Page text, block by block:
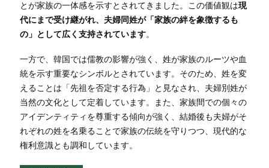
とが家族の一体感を示すとされてきました。この価値観は現
代にまで受け継がれ、夫婦同姓が「家族の絆を象徴するも
の」として広く支持されています。
一方で、韓国では儒教の影響が強く、姓が家族のルーツや血
統を示す重要なシンボルとされています。そのため、姓を変
えることは「先祖を否定する行為」と見なされ、夫婦別姓が
当然の文化として定着しています。また、家族間での個々の
アイデンティティを尊重する傾向が強く、結婚後も夫婦がそ
れぞれの姓を名乗ることで家族の伝統を守りつつ、現代的な
権利意識とも調和しています。